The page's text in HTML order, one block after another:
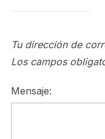
Tu dirección de
Los campos
Mensaje: